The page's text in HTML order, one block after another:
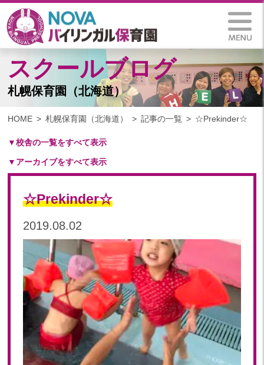
スクールブログ
札幌保育園（北海道）
HOME 札幌保育園（北海道） 記事の一覧 ☆Prekinder☆
▼校舎の一覧をすべて表示
札幌保育園（北海道）
仙台八木山保育園（宮城県）
仙台富沢保育園（宮城県）
つくば西平塚保育園(茨城県)
札幌東雁来保育園(北海道)
塩竃後楽町保育園(宮城県)
加美中新田保育園(宮城県)
▼アーカイブをすべて表示
2025年 03月(1)
2024年 10月(21)
2024年 09月(19)
2024年 08月(21)
2024年 07月(22)
2024年 06月(20)
2024年 05月(21)
2024年 04月(21)
2024年 03月(20)
☆Prekinder☆
2019.08.02